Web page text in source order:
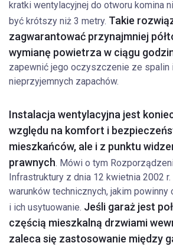
kratki wentylacyjnej do otworu komina
być krótszy niż 3 metry. Takie
zagwarantować przynajmniej
wymianę powietrza w ciągu
zapewnić jego oczyszczenie ze spalin
nieprzyjemnych zapachów.
Instalacja wentylacyjna jest
względu na komfort i
mieszkańców, ale i z punktu
prawnych. Mówi o tym
Infrastruktury z dnia 12 kwietnia 2002
warunków technicznych, jakim powinny
i ich usytuowanie. Jeśli garaż jest
częścią mieszkalną drzwiami
zaleca się zastosowanie między